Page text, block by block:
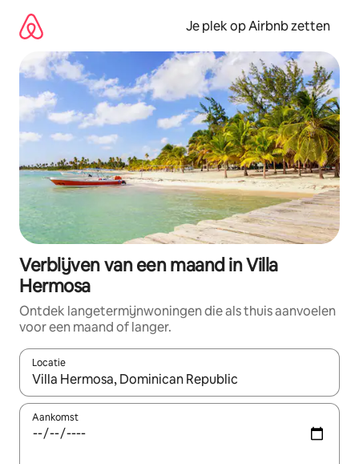
direct
naar
Je plek op Airbnb zetten
Verblijven van een maand in Villa
Hermosa
Ontdek langetermijnwoningen die als thuis aanvoelen
voor een maand of langer.
Locatie
Wanneer er resultaten beschikbaar zijn, maak je een keuze
Aankomst